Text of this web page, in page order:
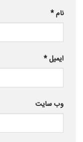
نام*
ایمیل*
وب‌ سایت